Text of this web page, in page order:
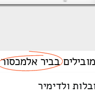
מוביליםבביר אלמכסור
ולדימיר